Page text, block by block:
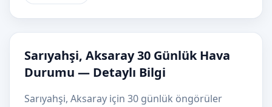
Sarıyahşi, Aksaray 30 Günlük Hava
Durumu — Detaylı Bilgi
Sarıyahşi, Aksaray için 30 günlük öngörüler